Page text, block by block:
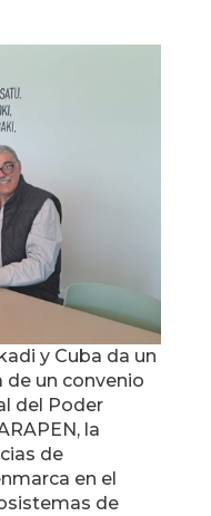
y Cuba da un
de un convenio
del Poder
la
de
en el
de